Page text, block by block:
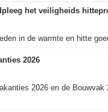
het veiligheids
in de warmte en hitte
2026
2026 en de